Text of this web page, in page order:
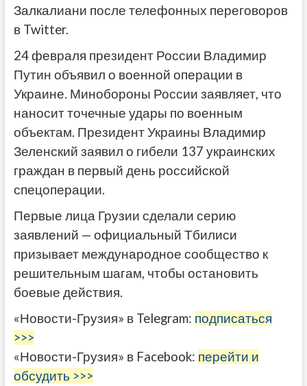
Залкалиани после телефонных переговоров
в Twitter.
24 февраля президент России Владимир
Путин объявил о военной операции в
Украине. Минобороны России заявляет, что
наносит точечные удары по военным
объектам. Президент Украины Владимир
Зеленский заявил о гибели 137 украинских
граждан в первый день российской
спецоперации.
Первые лица Грузии сделали серию
заявлений — официальный Тбилиси
призывает международное сообщество к
решительным шагам, чтобы остановить
боевые действия.
«Новости-Грузия» в Telegram: подписаться
>>>
«Новости-Грузия» в Facebook: перейти и
обсудить >>>